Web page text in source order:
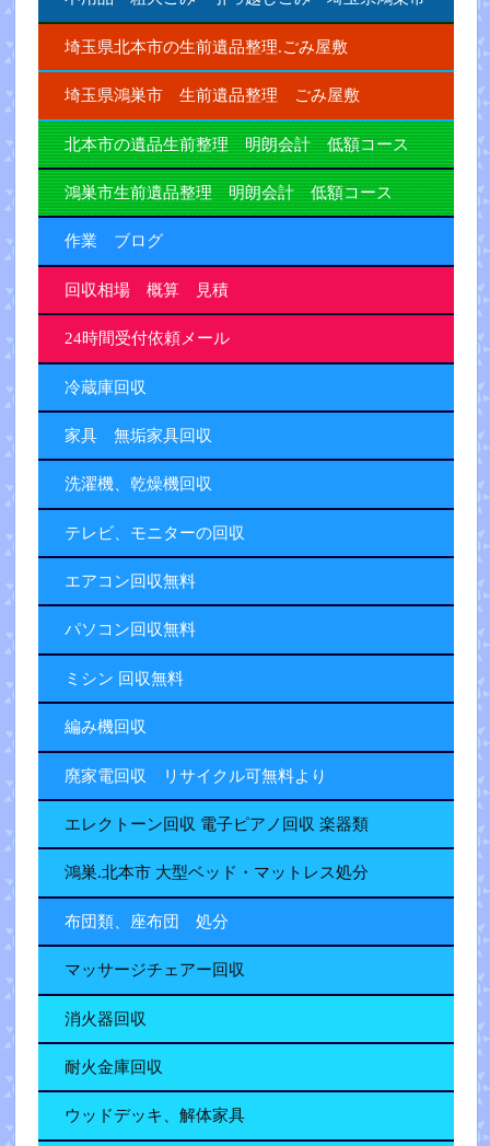
埼玉県北本市の生前遺品整理.ごみ屋敷
埼玉県鴻巣市 生前遺品整理 ごみ屋敷
北本市の遺品生前整理 明朗会計 低額コース
鴻巣市生前遺品整理 明朗会計 低額コース
作業 ブログ
回収相場 概算 見積
24時間受付依頼メール
冷蔵庫回収
家具 無垢家具回収
洗濯機、乾燥機回収
テレビ、モニターの回収
エアコン回収無料
パソコン回収無料
ミシン 回収無料
編み機回収
廃家電回収 リサイクル可無料より
エレクトーン回収 電子ピアノ回収 楽器類
鴻巣.北本市 大型ベッド・マットレス処分
布団類、座布団 処分
マッサージチェアー回収
消火器回収
耐火金庫回収
ウッドデッキ、解体家具